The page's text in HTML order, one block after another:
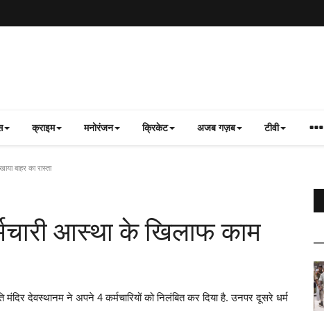
क्राइम मनोरंजन क्रिकेट अजब गज़ब टीवी
बाहर का रास्ता
आस्था के खिलाफ काम
देवस्थानम ने अपने 4 कर्मचारियों को निलंबित कर दिया है. उनपर दूसरे धर्म